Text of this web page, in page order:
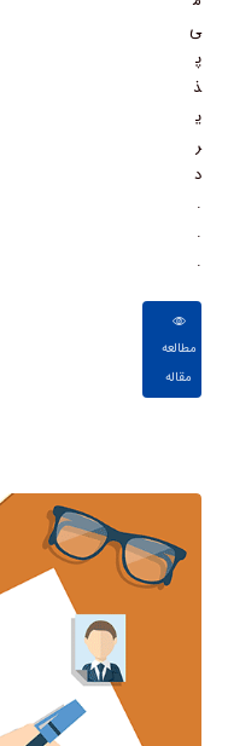
ی
پ
ذ
ی
ر
د
.
.
.
مطالعه
مقاله